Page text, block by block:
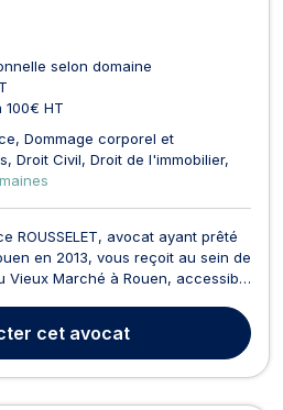
selon domaine
HT
Dommage corporel et
Droit Civil Droit de l'immobilier
ROUSSELET, avocat ayant prêté
en 2013, vous reçoit au sein de
Vieux Marché à Rouen, accessible
Maître Clémence ROUSSELET
en c...
cet avocat